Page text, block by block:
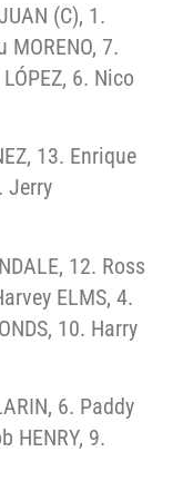
(C), 1.
MORENO, 7.
6. Nico
13. Enrique
Jerry
12. Ross
ELMS, 4.
10. Harry
6. Paddy
HENRY, 9.